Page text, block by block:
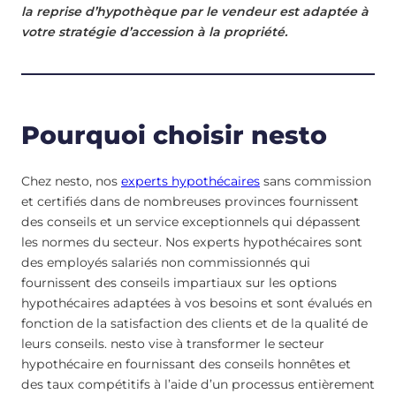
la reprise d’hypothèque par le vendeur est adaptée à
votre stratégie d’accession à la propriété.
Pourquoi choisir nesto
Chez nesto, nos experts hypothécaires sans commission
et certifiés dans de nombreuses provinces fournissent
des conseils et un service exceptionnels qui dépassent
les normes du secteur. Nos experts hypothécaires sont
des employés salariés non commissionnés qui
fournissent des conseils impartiaux sur les options
hypothécaires adaptées à vos besoins et sont évalués en
fonction de la satisfaction des clients et de la qualité de
leurs conseils. nesto vise à transformer le secteur
hypothécaire en fournissant des conseils honnêtes et
des taux compétitifs à l’aide d’un processus entièrement